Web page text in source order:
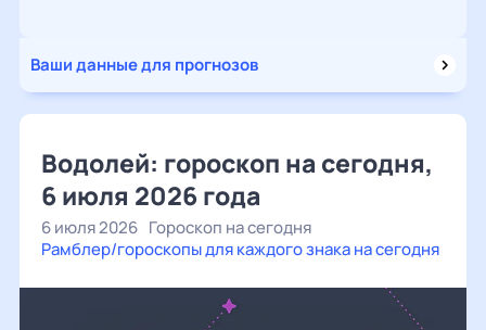
Ваши данные для прогнозов
Водолей: гороскоп на сегодня,
6 июля 2026 года
6 июля 2026 Гороскоп на сегодня
Рамблер/гороскопы для каждого знака на сегодня